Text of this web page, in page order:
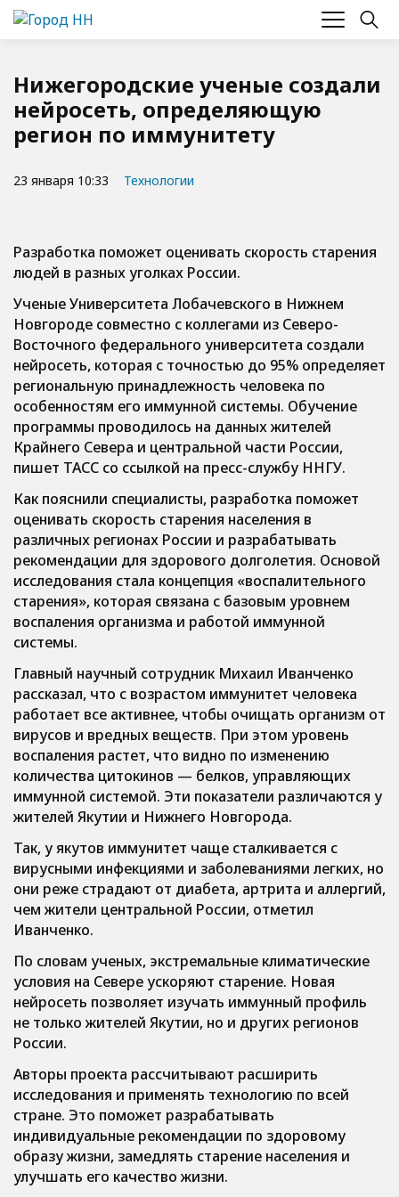
Нижегородские ученые создали
нейросеть, определяющую
регион по иммунитету
23 января 10:33 Технологии
Разработка поможет оценивать скорость старения
людей в разных уголках России.
Ученые Университета Лобачевского в Нижнем
Новгороде совместно с коллегами из Северо-
Восточного федерального университета создали
нейросеть, которая с точностью до 95% определяет
региональную принадлежность человека по
особенностям его иммунной системы. Обучение
программы проводилось на данных жителей
Крайнего Севера и центральной части России,
пишет ТАСС со ссылкой на пресс-службу ННГУ.
Как пояснили специалисты, разработка поможет
оценивать скорость старения населения в
различных регионах России и разрабатывать
рекомендации для здорового долголетия. Основой
исследования стала концепция «воспалительного
старения», которая связана с базовым уровнем
воспаления организма и работой иммунной
системы.
Главный научный сотрудник Михаил Иванченко
рассказал, что с возрастом иммунитет человека
работает все активнее, чтобы очищать организм от
вирусов и вредных веществ. При этом уровень
воспаления растет, что видно по изменению
количества цитокинов — белков, управляющих
иммунной системой. Эти показатели различаются у
жителей Якутии и Нижнего Новгорода.
Так, у якутов иммунитет чаще сталкивается с
вирусными инфекциями и заболеваниями легких, но
они реже страдают от диабета, артрита и аллергий,
чем жители центральной России, отметил
Иванченко.
По словам ученых, экстремальные климатические
условия на Севере ускоряют старение. Новая
нейросеть позволяет изучать иммунный профиль
не только жителей Якутии, но и других регионов
России.
Авторы проекта рассчитывают расширить
исследования и применять технологию по всей
стране. Это поможет разрабатывать
индивидуальные рекомендации по здоровому
образу жизни, замедлять старение населения и
улучшать его качество жизни.